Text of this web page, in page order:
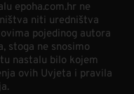
epoha.com.hr ne
niti uredništva
pojedinog autora
stoga ne snosimo
nastalu bilo kojem
ovih Uvjeta i pravila